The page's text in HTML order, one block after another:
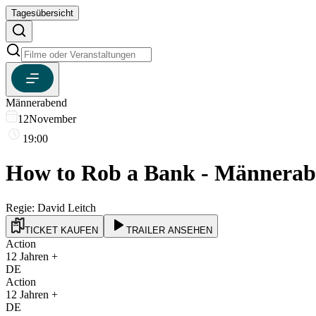
Tagesübersicht
Männerabend
12November
19:00
How to Rob a Bank -
Regie: David Leitch
TICKET KAUFEN TRAILER ANSEHEN
Action
12 Jahren +
DE
Action
12 Jahren +
DE